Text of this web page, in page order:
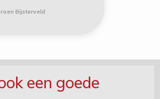
Bijsterveld
een goede
LACH